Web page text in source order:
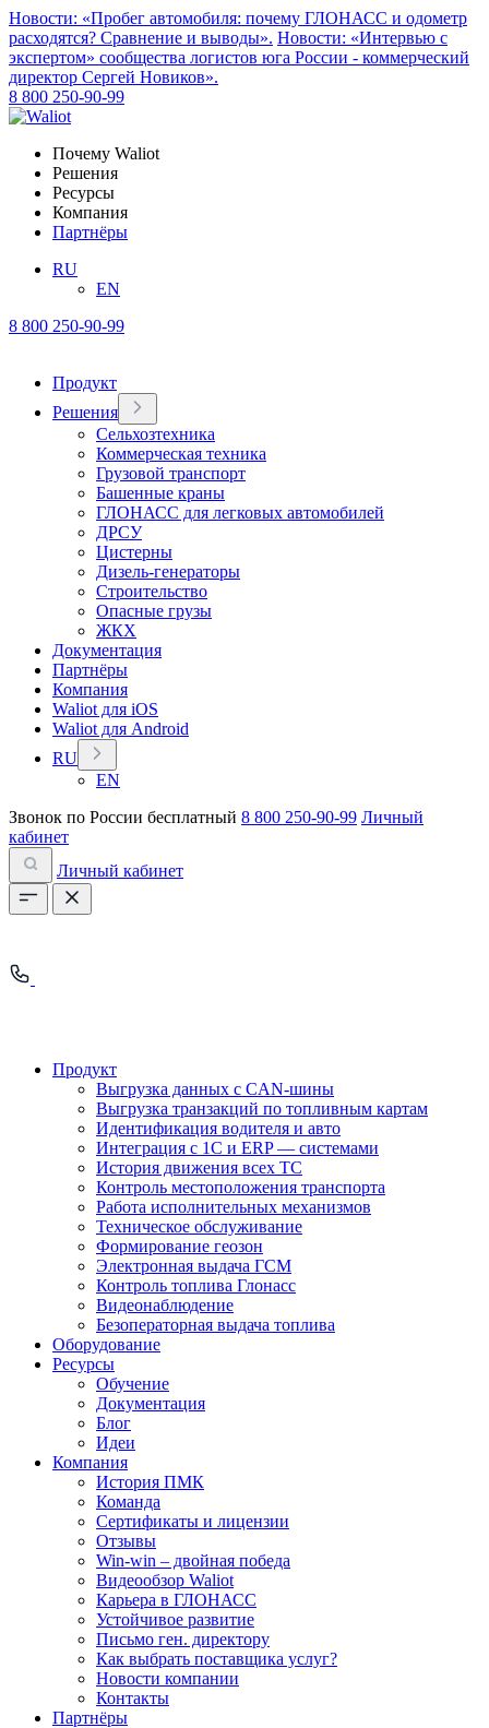
Новости: «Пробег автомобиля: почему ГЛОНАСС и одометр
расходятся? Сравнение и выводы». Новости: «Интервью с
экспертом» сообщества логистов юга России - коммерческий
директор Сергей Новиков».
8 800 250-90-99
Почему Waliot
Решения
Ресурсы
Компания
Партнёры
RU
EN
8 800 250-90-99
Продукт
Решения
Сельхозтехника
Коммерческая техника
Грузовой транспорт
Башенные краны
ГЛОНАСС для легковых автомобилей
ДРСУ
Цистерны
Дизель-генераторы
Строительство
Опасные грузы
ЖКХ
Документация
Партнёры
Компания
Waliot для iOS
Waliot для Android
RU
EN
Звонок по России бесплатный 8 800 250-90-99 Личный
кабинет
Личный кабинет
Продукт
Выгрузка данных с CAN-шины
Выгрузка транзакций по топливным картам
Идентификация водителя и авто
Интеграция с 1С и ERP — системами
История движения всех ТС
Контроль местоположения транспорта
Работа исполнительных механизмов
Техническое обслуживание
Формирование геозон
Электронная выдача ГСМ
Контроль топлива Глонасс
Видеонаблюдение
Безоператорная выдача топлива
Оборудование
Ресурсы
Обучение
Документация
Блог
Идеи
Компания
История ПМК
Команда
Сертификаты и лицензии
Отзывы
Win-win – двойная победа
Видеообзор Waliot
Карьера в ГЛОНАСС
Устойчивое развитие
Письмо ген. директору
Как выбрать поставщика услуг?
Новости компании
Контакты
Партнёры